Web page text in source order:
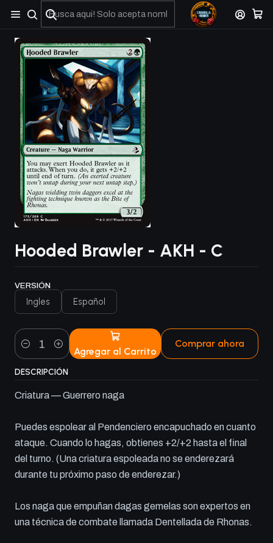
No olviden reportar sus depositos y transferencias por Whatsapp
Hooded Brawler - AKH - C
VERSIÓN
Ingles Español
Cantidad Agregar al Carrito
Comprar ahora
DESCRIPCIÓN
Criatura — Guerrero naga
Puedes espolear al Pendenciero encapuchado en cuanto
ataque. Cuando lo hagas, obtienes +2/+2 hasta el final
del turno. (Una criatura espoleada no se enderezará
durante tu próximo paso de enderezar.)
Los naga que empuñan dagas gemelas son expertos en
una técnica de combate llamada Dentellada de Rhonas.